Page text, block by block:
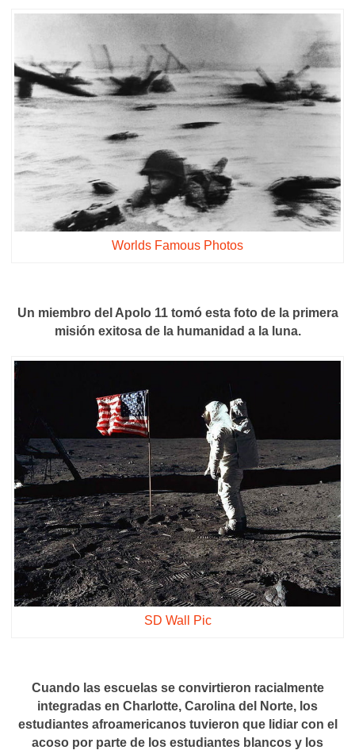
Worlds Famous Photos
Un miembro del Apolo 11 tomó esta foto de la primera
misión exitosa de la humanidad a la luna.
SD Wall Pic
Cuando las escuelas se convirtieron racialmente
integradas en Charlotte, Carolina del Norte, los
estudiantes afroamericanos tuvieron que lidiar con el
acoso por parte de los estudiantes blancos y los